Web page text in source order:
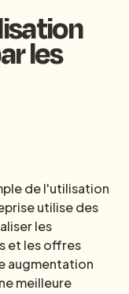
les
de l'utilisation
utilise des
les
et les offres
augmentation
meilleure